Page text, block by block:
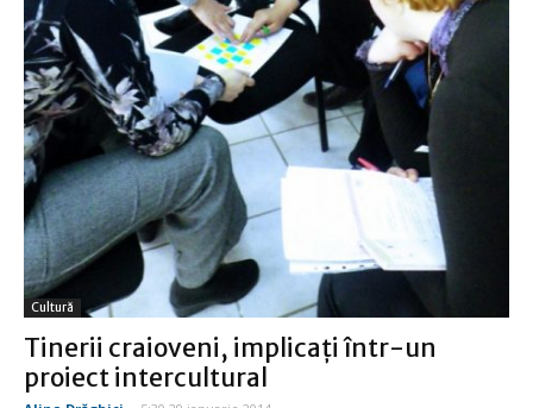
Cultură
Tinerii craioveni, implicaţi într-un
proiect intercultural